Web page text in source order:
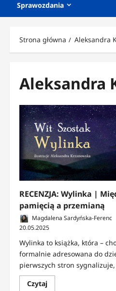
Sprawozdania
Strona główna Aleksandra
Aleksandra
RECENZJA: Wylinka |
pamięcią a przemianą
Magdalena Sardyńska-Ferenc
20.05.2025
Wylinka to książka, która –
formalnie adresowana do
pierwszych stron
CzytajDowiedz